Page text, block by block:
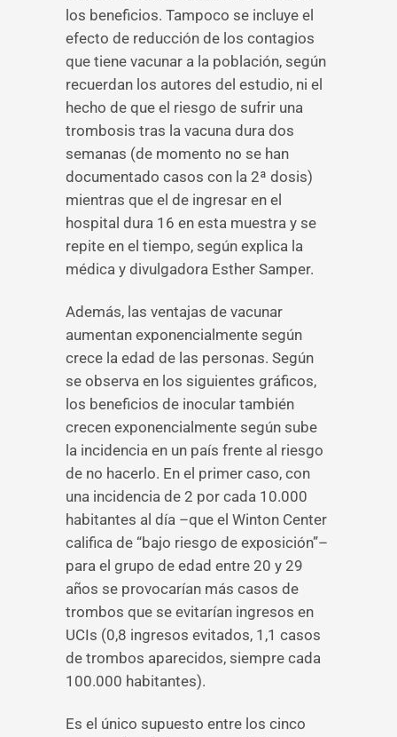
los beneficios. Tampoco se incluye el
efecto de reducción de los contagios
que tiene vacunar a la población, según
recuerdan los autores del estudio, ni el
hecho de que el riesgo de sufrir una
trombosis tras la vacuna dura dos
semanas (de momento no se han
documentado casos con la 2ª dosis)
mientras que el de ingresar en el
hospital dura 16 en esta muestra y se
repite en el tiempo, según explica la
médica y divulgadora Esther Samper.
Además, las ventajas de vacunar
aumentan exponencialmente según
crece la edad de las personas. Según
se observa en los siguientes gráficos,
los beneficios de inocular también
crecen exponencialmente según sube
la incidencia en un país frente al riesgo
de no hacerlo. En el primer caso, con
una incidencia de 2 por cada 10.000
habitantes al día –que el Winton Center
califica de “bajo riesgo de exposición”–
para el grupo de edad entre 20 y 29
años se provocarían más casos de
trombos que se evitarían ingresos en
UCIs (0,8 ingresos evitados, 1,1 casos
de trombos aparecidos, siempre cada
100.000 habitantes).
Es el único supuesto entre los cinco